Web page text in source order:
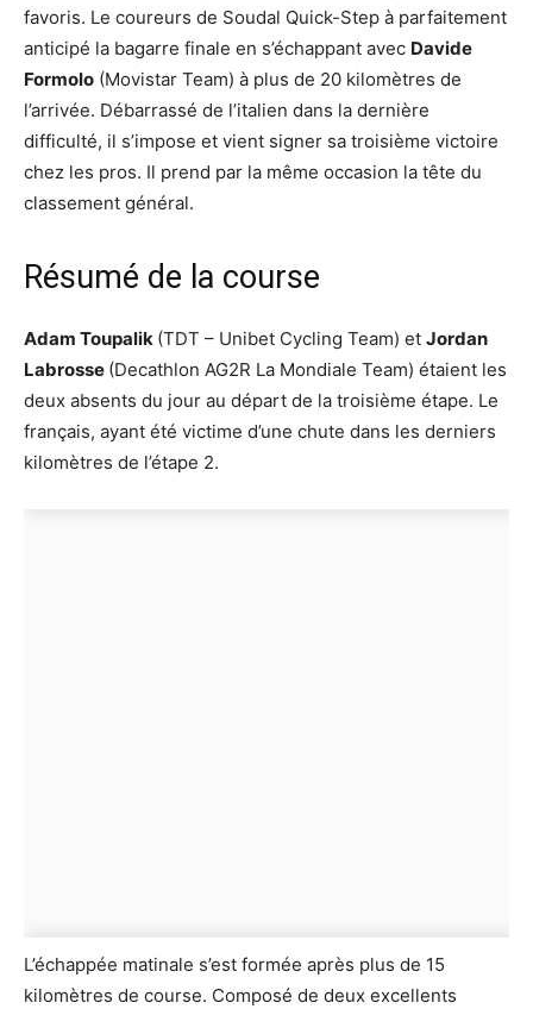
favoris. Le coureurs de Soudal Quick-Step à parfaitement
anticipé la bagarre finale en s’échappant avec Davide
Formolo (Movistar Team) à plus de 20 kilomètres de
l’arrivée. Débarrassé de l’italien dans la dernière
difficulté, il s’impose et vient signer sa troisième victoire
chez les pros. Il prend par la même occasion la tête du
classement général.
Résumé de la course
Adam Toupalik (TDT – Unibet Cycling Team) et Jordan
Labrosse (Decathlon AG2R La Mondiale Team) étaient les
deux absents du jour au départ de la troisième étape. Le
français, ayant été victime d’une chute dans les derniers
kilomètres de l’étape 2.
L’échappée matinale s’est formée après plus de 15
kilomètres de course. Composé de deux excellents